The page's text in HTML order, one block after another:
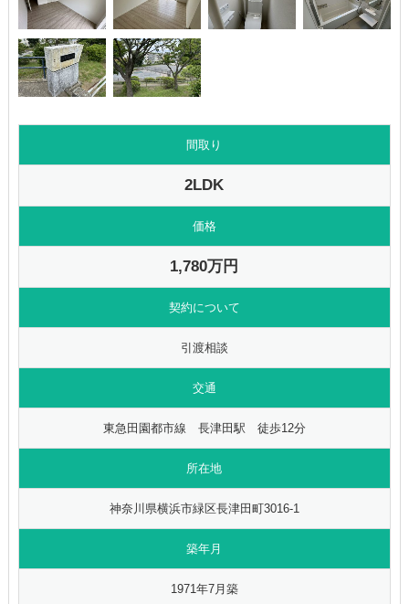
間取り
2LDK
価格
1,780万円
契約について
引渡相談
交通
東急田園都市線 長津田駅 徒歩12分
所在地
神奈川県横浜市緑区長津田町3016-1
築年月
1971年7月築